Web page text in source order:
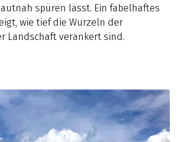
spüren lässt. Ein fabelhaftes
wie tief die Wurzeln der
Landschaft verankert sind.